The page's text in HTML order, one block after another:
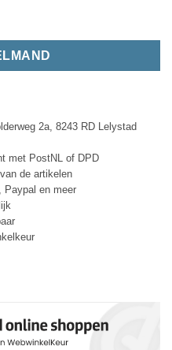
2a, 8243 RD Lelystad
met PostNL of DPD
de artikelen
Paypal en meer